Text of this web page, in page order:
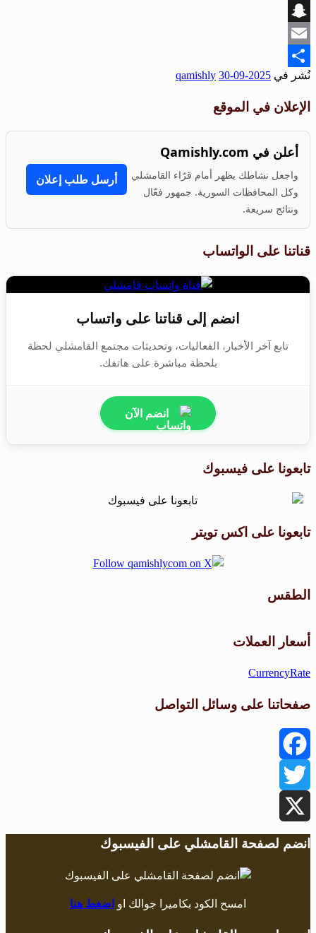
Viber
Snapchat
Email
Share
نُشر في 2025-09-30
qamishly
الإعلان في الموقع
أعلن في Qamishly.com
واجعل نشاطك يظهر أمام قرّاء القامشلي
وكل المحافظات السورية. جمهور فعّال
ونتائج سريعة.
أرسل طلب إعلان
قناتنا على الواتساب
انضم إلى قناتنا على واتساب
تابع آخر الأخبار، الفعاليات، وتحديثات مجتمع القامشلي لحظة
بلحظة مباشرة على هاتفك.
انضم الآن
تابعونا على فيسبوك
تابعونا على اكس تويتر
الطقس
أسعار العملات
CurrencyRate
صفحاتنا على وسائل التواصل
Facebook
Twitter
X
انضم لصفحة القامشلي على الفيسبوك
امسح الكود بكاميرا جوالك او اضغط هنا